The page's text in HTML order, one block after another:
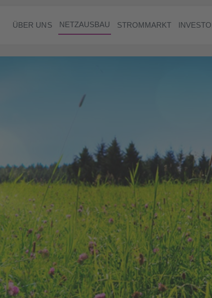
ÜBER UNS NETZAUSBAU STROMMARKT